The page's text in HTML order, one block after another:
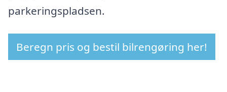
parkeringspladsen.
Beregn pris og bestil bilrengøring her!